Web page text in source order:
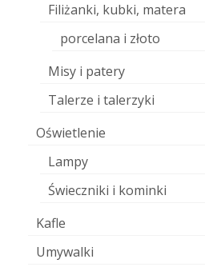
Filiżanki, kubki, matera
porcelana i złoto
Misy i patery
Talerze i talerzyki
Oświetlenie
Lampy
Świeczniki i kominki
Kafle
Umywalki